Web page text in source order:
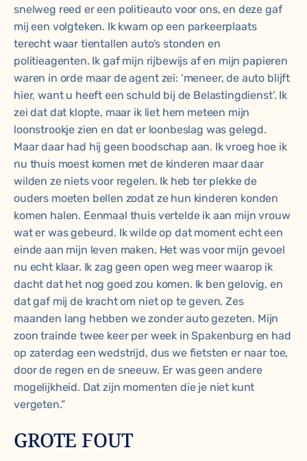
snelweg reed er een politieauto voor ons, en deze gaf
mij een volgteken. Ik kwam op een parkeerplaats
terecht waar tientallen auto’s stonden en
politieagenten. Ik gaf mijn rijbewijs af en mijn papieren
waren in orde maar de agent zei: ‘meneer, de auto blijft
hier, want u heeft een schuld bij de Belastingdienst’. Ik
zei dat dat klopte, maar ik liet hem meteen mijn
loonstrookje zien en dat er loonbeslag was gelegd.
Maar daar had hij geen boodschap aan. Ik vroeg hoe ik
nu thuis moest komen met de kinderen maar daar
wilden ze niets voor regelen. Ik heb ter plekke de
ouders moeten bellen zodat ze hun kinderen konden
komen halen. Eenmaal thuis vertelde ik aan mijn vrouw
wat er was gebeurd. Ik wilde op dat moment echt een
einde aan mijn leven maken. Het was voor mijn gevoel
nu echt klaar. Ik zag geen open weg meer waarop ik
dacht dat het nog goed zou komen. Ik ben gelovig, en
dat gaf mij de kracht om niet op te geven. Zes
maanden lang hebben we zonder auto gezeten. Mijn
zoon trainde twee keer per week in Spakenburg en had
op zaterdag een wedstrijd, dus we fietsten er naar toe,
door de regen en de sneeuw. Er was geen andere
mogelijkheid. Dat zijn momenten die je niet kunt
vergeten.”
GROTE FOUT